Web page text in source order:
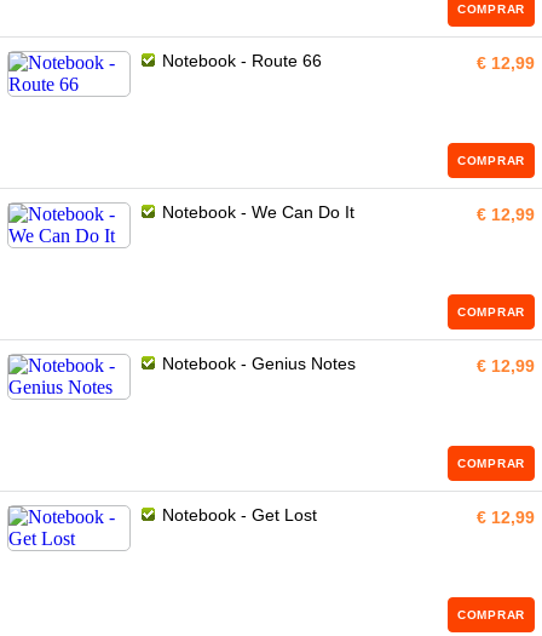
COMPRAR
Notebook - Route 66 € 12,99
COMPRAR
Notebook - We Can Do It € 12,99
COMPRAR
Notebook - Genius Notes € 12,99
COMPRAR
Notebook - Get Lost € 12,99
COMPRAR